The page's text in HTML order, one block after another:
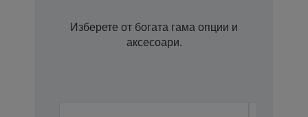
Изберете от богата гама опции и
аксесоари.